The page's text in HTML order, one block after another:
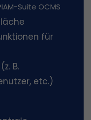
Suite OCMS
für
B.
etc.)